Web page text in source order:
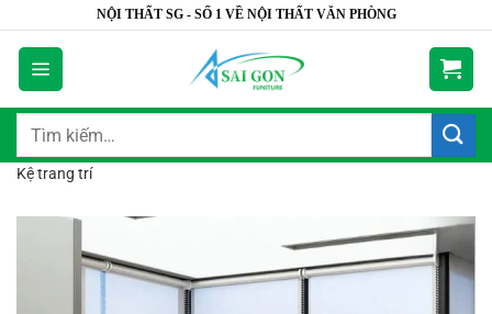
dung
NỘI THẤT SG - SỐ 1 VỀ NỘI THẤT VĂN PHÒNG
Tìm
Kệ trang trí